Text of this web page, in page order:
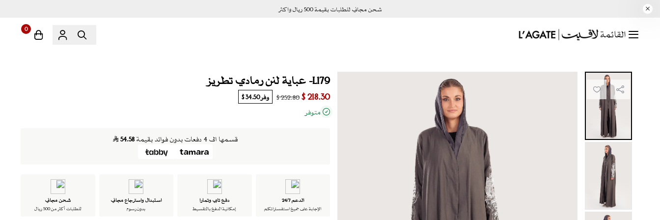
شحن مجاني للطلبات بقيمة 500 ريال واكثر
القائمة 0
L179- عباية لنن رمادي تطريز
218.30 $
252.80 $ وفر34.50 $
متوفر
قسمها الى 4 دفعات بدون فوائد بقيمة 54.58
الدعم 24/7
الإجابة على جميع استفساراتكم
دفع تابي وتمارا
إمكانية الدفع بالتقسيط
استبدال واسترجاع مجاني
بدون رسوم
شحن مجاني
للطلبات أكثر من 500 ريال